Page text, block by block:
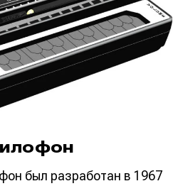
был разработан в 1967